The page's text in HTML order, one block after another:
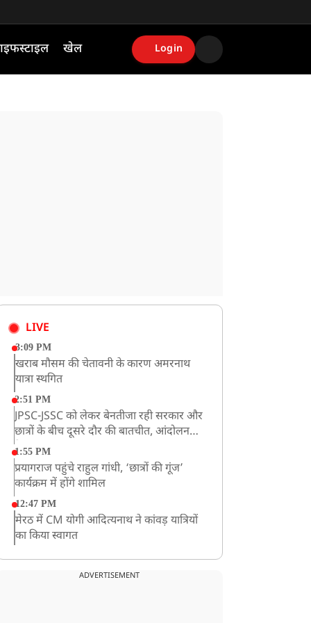
खेल Login
LIVE
3:09 PM
खराब मौसम की चेतावनी के कारण अमरनाथ
यात्रा स्थगित
2:51 PM
JPSC-JSSC को लेकर बेनतीजा रही सरकार और
छात्रों के बीच दूसरे दौर की बातचीत, आंदोलन
तेज
1:55 PM
प्रयागराज पहुंचे राहुल गांधी, ‘छात्रों की गूंज’
कार्यक्रम में होंगे शामिल
12:47 PM
मेरठ में CM योगी आदित्यनाथ ने कांवड़ यात्रियों
का किया स्वागत
असम बाढ़: 13 जिलों में 15 लाख से ज्यादा लोग
ADVERTISEMENT